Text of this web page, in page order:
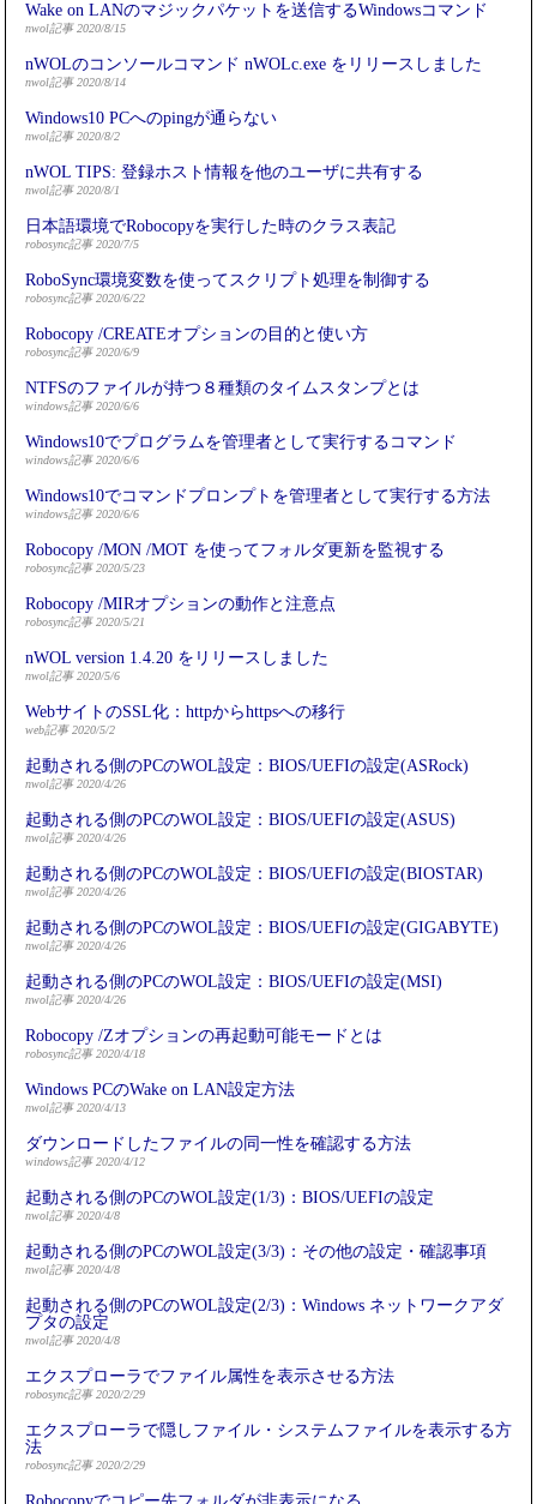
Wake on LANのマジックパケットを送信するWindowsコマンド
nwol記事 2020/8/15
nWOLのコンソールコマンド nWOLc.exe をリリースしました
nwol記事 2020/8/14
Windows10 PCへのpingが通らない
nwol記事 2020/8/2
nWOL TIPS: 登録ホスト情報を他のユーザに共有する
nwol記事 2020/8/1
日本語環境でRobocopyを実行した時のクラス表記
robosync記事 2020/7/5
RoboSync環境変数を使ってスクリプト処理を制御する
robosync記事 2020/6/22
Robocopy /CREATEオプションの目的と使い方
robosync記事 2020/6/9
NTFSのファイルが持つ８種類のタイムスタンプとは
windows記事 2020/6/6
Windows10でプログラムを管理者として実行するコマンド
windows記事 2020/6/6
Windows10でコマンドプロンプトを管理者として実行する方法
windows記事 2020/6/6
Robocopy /MON /MOT を使ってフォルダ更新を監視する
robosync記事 2020/5/23
Robocopy /MIRオプションの動作と注意点
robosync記事 2020/5/21
nWOL version 1.4.20 をリリースしました
nwol記事 2020/5/6
WebサイトのSSL化：httpからhttpsへの移行
web記事 2020/5/2
起動される側のPCのWOL設定：BIOS/UEFIの設定(ASRock)
nwol記事 2020/4/26
起動される側のPCのWOL設定：BIOS/UEFIの設定(ASUS)
nwol記事 2020/4/26
起動される側のPCのWOL設定：BIOS/UEFIの設定(BIOSTAR)
nwol記事 2020/4/26
起動される側のPCのWOL設定：BIOS/UEFIの設定(GIGABYTE)
nwol記事 2020/4/26
起動される側のPCのWOL設定：BIOS/UEFIの設定(MSI)
nwol記事 2020/4/26
Robocopy /Zオプションの再起動可能モードとは
robosync記事 2020/4/18
Windows PCのWake on LAN設定方法
nwol記事 2020/4/13
ダウンロードしたファイルの同一性を確認する方法
windows記事 2020/4/12
起動される側のPCのWOL設定(1/3)：BIOS/UEFIの設定
nwol記事 2020/4/8
起動される側のPCのWOL設定(3/3)：その他の設定・確認事項
nwol記事 2020/4/8
起動される側のPCのWOL設定(2/3)：Windows ネットワークアダ
プタの設定
nwol記事 2020/4/8
エクスプローラでファイル属性を表示させる方法
robosync記事 2020/2/29
エクスプローラで隠しファイル・システムファイルを表示する方
法
robosync記事 2020/2/29